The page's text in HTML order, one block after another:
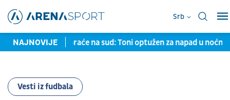
Srb
NAJNOVIJE
na teren, moraće na sud: Toni optužen za napad u noćnom
Vesti iz fudbala